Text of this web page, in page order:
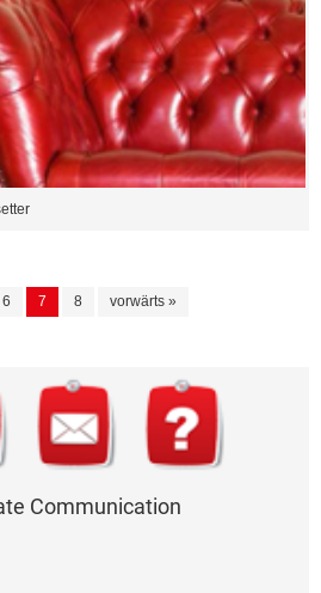
6 7 8 vorwärts »
Communication